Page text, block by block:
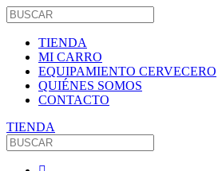
TIENDA
MI CARRO
EQUIPAMIENTO CERVECERO
QUIÉNES SOMOS
CONTACTO
TIENDA